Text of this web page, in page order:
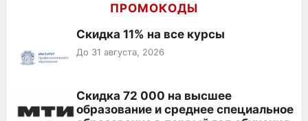
ПРОМОКОДЫ
Скидка 11% на все курсы
До 31 августа, 2026
Скидка 72 000 на высшее
образование и среднее специальное